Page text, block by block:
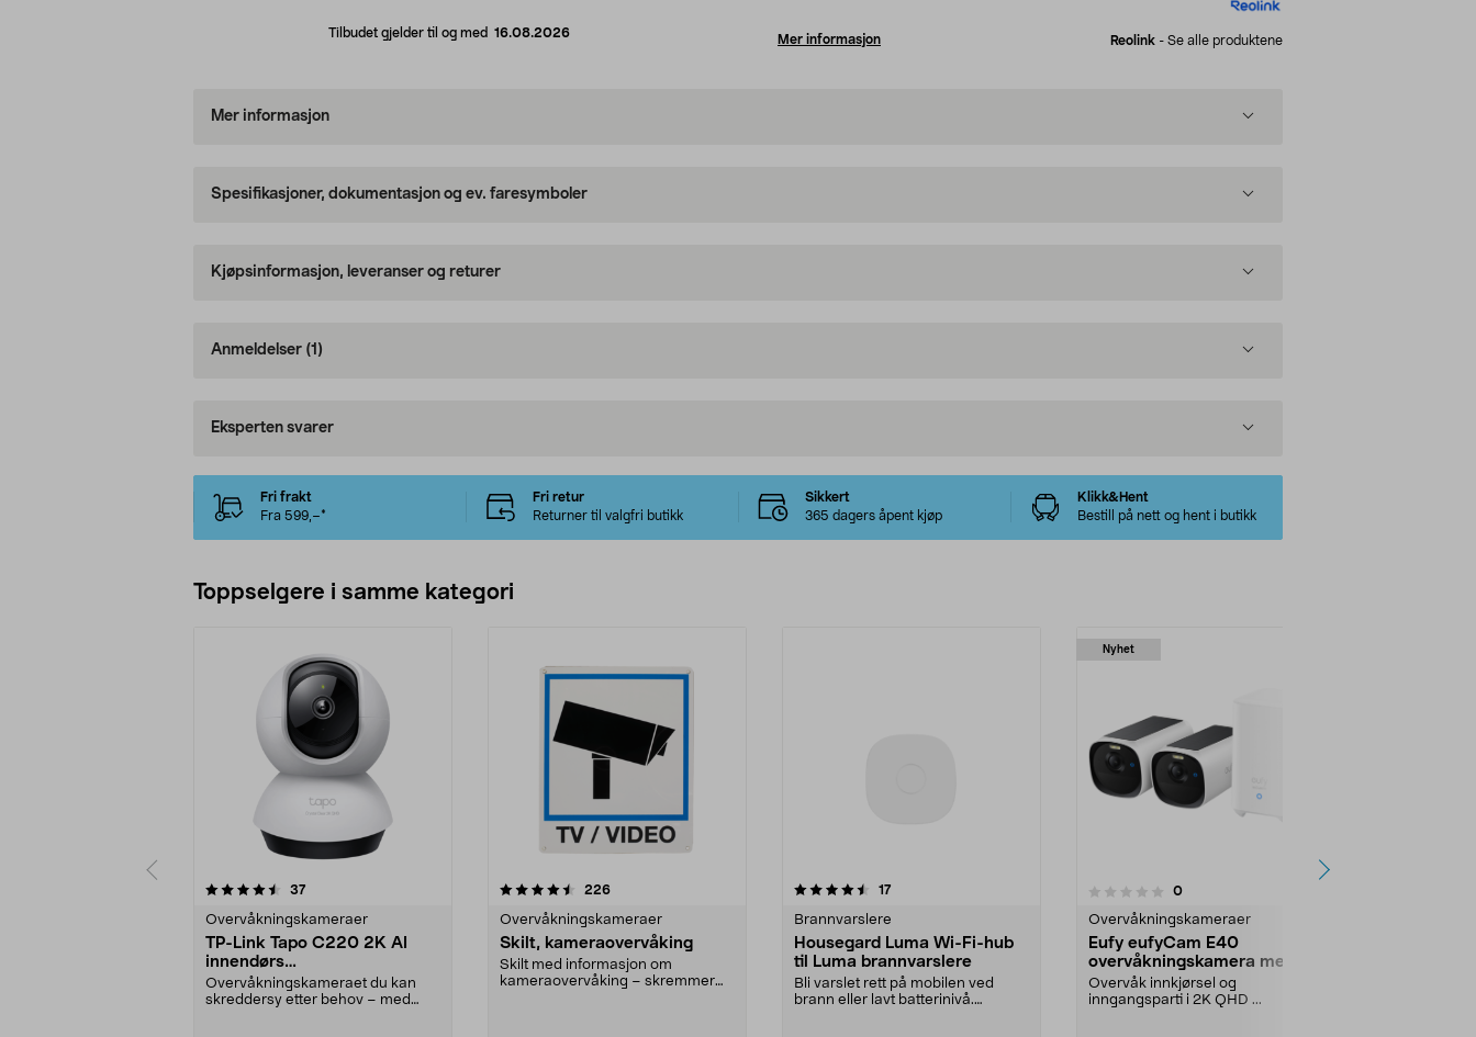
Tilbudet gjelder til og med 16.08.2026 Mer informasjon Reolink - Se alle produktene
Mer informasjon
Spesifikasjoner, dokumentasjon og ev. faresymboler
Kjøpsinformasjon, leveranser og returer
Anmeldelser (1)
Eksperten svarer
Fri frakt
Fra 599,–*
Fri retur
Returner til valgfri butikk
Sikkert
365 dagers åpent kjøp
Klikk&Hent
Bestill på nett og hent i butikk
Toppselgere i samme kategori
37anmeldelser
Overvåkningskameraer
TP-Link Tapo C220 2K AI
innendørs
overvåkningskamera
Overvåkningskameraet du kan
skreddersy etter behov – med
4.5 av 5 stjerner 226anmeldelser
Overvåkningskameraer
Skilt, kameraovervåking
Skilt med informasjon om
kameraovervåking – skremmer
4.5 av 5 stjerner 17anmeldelser
Brannvarslere
Housegard Luma Wi-Fi-hub
til Luma brannvarslere
Bli varslet rett på mobilen ved
brann eller lavt batterinivå.
Nyhet
0.0 av 5 stjerner 0anmeldelser
Overvåkningskameraer
Eufy eufyCam E40
overvåkningskamera med
HomeBase 2
Overvåk innkjørsel og
inngangsparti i 2K QHD ...
4.5 av 5 stjerner